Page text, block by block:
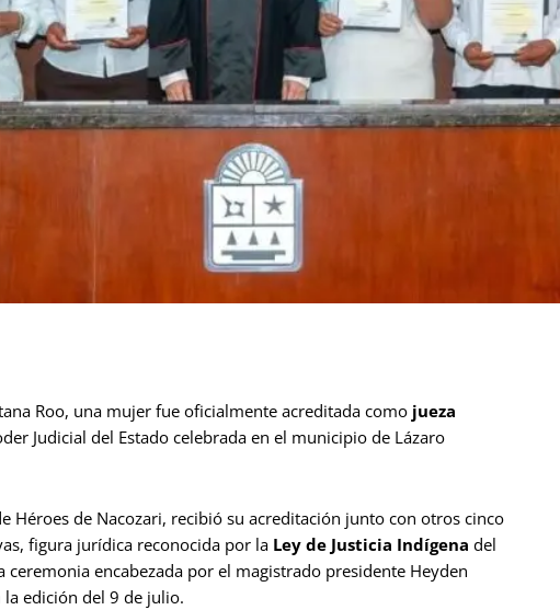
Roo, una mujer fue oficialmente acreditada como jueza
Judicial del Estado celebrada en el municipio de Lázaro
Héroes de Nacozari, recibió su acreditación junto con otros cinco
figura jurídica reconocida por la Ley de Justicia Indígena del
encabezada por el magistrado presidente Heyden
la edición del 9 de julio.